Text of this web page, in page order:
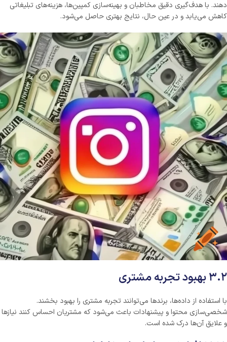
دهند. با هدف‌گیری دقیق مخاطبان و بهینه‌سازی کمپین‌ها، هزینه‌های تبلیغاتی
کاهش می‌یابد و در عین حال، نتایج بهتری حاصل می‌شود.
۳.۲ بهبود تجربه مشتری
با استفاده از داده‌ها، برندها می‌توانند تجربه مشتری را بهبود بخشند.
شخصی‌سازی محتوا و پیشنهادات باعث می‌شود که مشتریان احساس کنند نیازها
و علایق آن‌ها درک شده است.